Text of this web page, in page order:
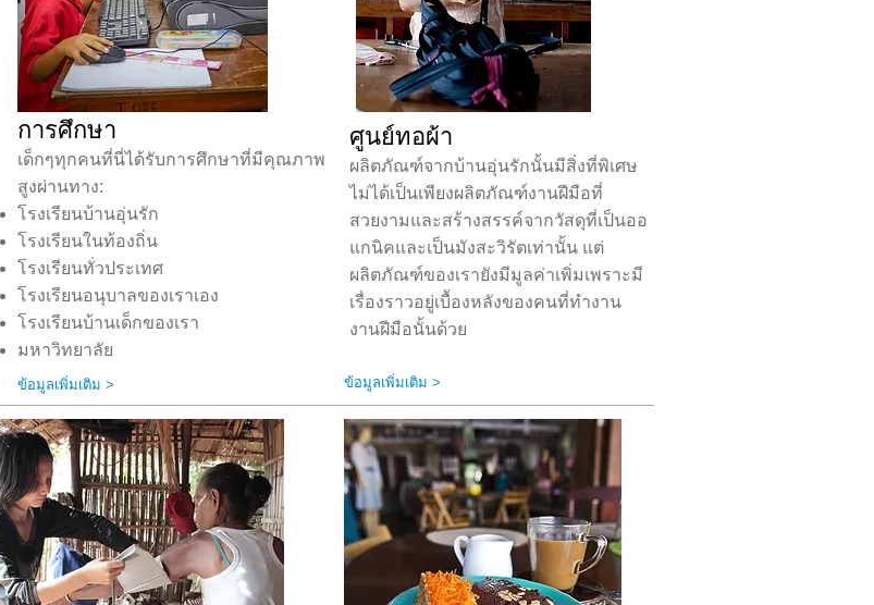
ศูนย์ทอผ้า
ผลิตภัณฑ์จากบ้านอุ่นรักนั้นมีสิ่งที่พิเศษ
ไม่ได้เป็นเพียงผลิตภัณฑ์งานฝีมือที่
สวยงามและสร้างสรรค์จากวัสดุที่เป็นออ
แกนิคและเป็นมังสะวิรัตเท่านั้น แต่
ผลิตภัณฑ์ของเรายังมีมูลค่าเพิ่มเพราะมี
เรื่องราวอยู่เบื้องหลังของคนที่ทำงาน
งานฝีมือนั้นด้วย
การศึกษา
เด็กๆทุกคนที่นี่ได้รับการศึกษาที่มีคุณภาพ
สูงผ่านทาง:
โรงเรียนบ้านอุ่นรัก
โรงเรียนในท้องถิ่น
โรงเรียนทั่วประเทศ
โรงเรียนอนุบาลของเราเอง
โรงเรียนบ้านเด็กของเรา
มหาวิทยาลัย
ข้อมูลเพิ่มเติม > ข้อมูลเพิ่มเติม >